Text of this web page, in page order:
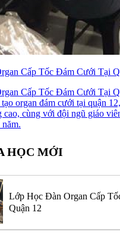
Cấp Tốc Đám Cưới Tại
Cấp Tốc Đám Cưới Tại
organ đám cưới tại quận
cao, cùng với đội ngũ giáo
HỌC MỚI
Lớp Học Đàn Organ Cấp
Quận 12